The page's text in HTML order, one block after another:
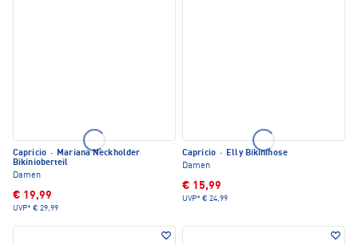
Capricio · Mariana Neckholder
Bikinioberteil
Damen
€ 19,99
UVP* € 29,99
Capricio · Elly Bikinihose
Damen
€ 15,99
UVP* € 24,99